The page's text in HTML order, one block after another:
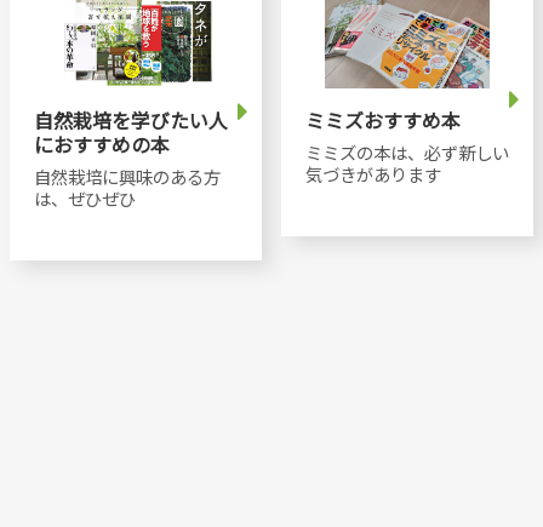
自然栽培を学びたい人
におすすめの本
自然栽培に興味のある方
は、ぜひぜひ
ミミズおすすめ本
ミミズの本は、必ず新しい
気づきがあります